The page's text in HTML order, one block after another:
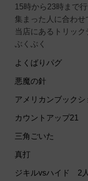
15時から23時まで行
集まった人に合わ
当店にあるトリッ
ぶくぶく
よくばりパグ
悪魔の針
アメリカンブックシ
カウントアップ21
三角ごいた
真打
ジキルvsハイド 2